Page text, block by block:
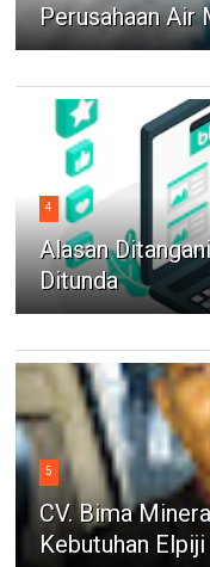
Perusahaan Air
4
Alasan
Ditunda
5
CV. Bima
Kebutuhan Elpiji